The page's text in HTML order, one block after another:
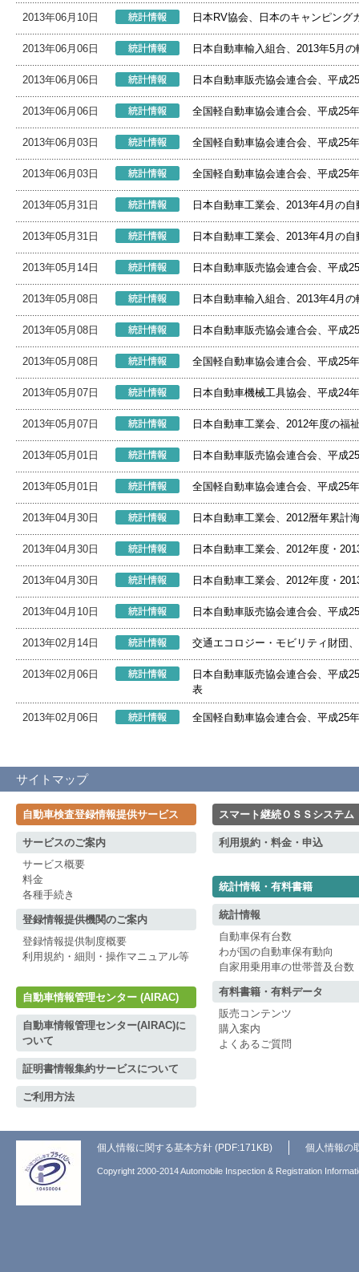
2013年06月10日 日本RV協会、日本のキャンピング
2013年06月06日 日本自動車輸入組合、2013年5月
2013年06月06日 日本自動車販売協会連合会、平成
2013年06月06日 全国軽自動車協会連合会、平成25
2013年06月03日 全国軽自動車協会連合会、平成25
2013年06月03日 全国軽自動車協会連合会、平成25
2013年05月31日 日本自動車工業会、2013年4月の
2013年05月31日 日本自動車工業会、2013年4月の
2013年05月14日 日本自動車販売協会連合会、平成
2013年05月08日 日本自動車輸入組合、2013年4月
2013年05月08日 日本自動車販売協会連合会、平成
2013年05月08日 全国軽自動車協会連合会、平成25
2013年05月07日 日本自動車機械工具協会、平成24
2013年05月07日 日本自動車工業会、2012年度の福
2013年05月01日 日本自動車販売協会連合会、平成
2013年05月01日 全国軽自動車協会連合会、平成25
2013年04月30日 日本自動車工業会、2012暦年累計
2013年04月30日 日本自動車工業会、2012年度・
2013年04月30日 日本自動車工業会、2012年度・
2013年04月10日 日本自動車販売協会連合会、平成
2013年02月14日 交通エコロジー・モビリティ財団
2013年02月06日
日本自動車販売協会連合会、平成
表
2013年02月06日 全国軽自動車協会連合会、平成25
サイトマップ
自動車検査登録情報提供サービス
サービスのご案内
サービス概要
料金
各種手続き
登録情報提供機関のご案内
登録情報提供制度概要
利用規約・細則・操作マニュアル等
自動車情報管理センター (AIRAC)
自動車情報管理センター(AIRAC)に
ついて
証明書情報集約サービスについて
ご利用方法
スマート継続ＯＳＳシステム
利用規約・料金・申込
統計情報・有料書籍
統計情報
自動車保有台数
わが国の自動車保有動向
自家用乗用車の世帯普及台数
有料書籍・有料データ
販売コンテンツ
購入案内
よくあるご質問
個人情報に関する基本方針 (PDF:171KB) 個人情報の
Copyright 2000-2014 Automobile Inspection & Registration